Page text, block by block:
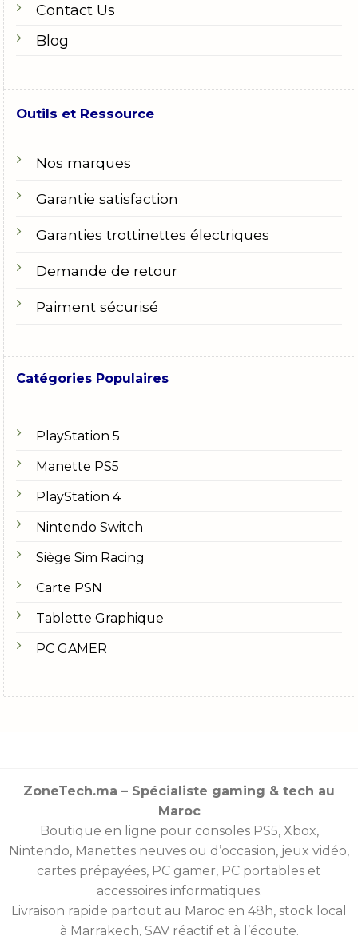
Contact Us
Blog
Outils et Ressource
Nos marques
Garantie satisfaction
Garanties trottinettes électriques
Demande de retour
Paiment sécurisé
Catégories Populaires
PlayStation 5
Manette PS5
PlayStation 4
Nintendo Switch
Siège Sim Racing
Carte PSN
Tablette Graphique
PC GAMER
ZoneTech.ma – Spécialiste gaming & tech au
Maroc
Boutique en ligne pour consoles PS5, Xbox,
Nintendo, Manettes neuves ou d’occasion, jeux vidéo,
cartes prépayées, PC gamer, PC portables et
accessoires informatiques.
Livraison rapide partout au Maroc en 48h, stock local
à Marrakech, SAV réactif et à l’écoute.